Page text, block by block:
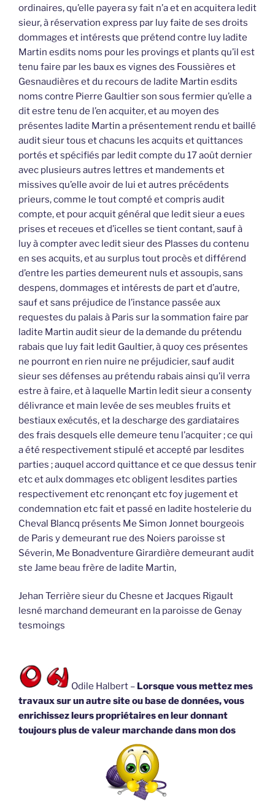
ordinaires, qu’elle payera sy fait n’a et en acquitera ledit
sieur, à réservation express par luy faite de ses droits
dommages et intérests que prétend contre luy ladite
Martin esdits noms pour les provings et plants qu’il est
tenu faire par les baux es vignes des Foussières et
Gesnaudières et du recours de ladite Martin esdits
noms contre Pierre Gaultier son sous fermier qu’elle a
dit estre tenu de l’en acquiter, et au moyen des
présentes ladite Martin a présentement rendu et baillé
audit sieur tous et chacuns les acquits et quittances
portés et spécifiés par ledit compte du 17 août dernier
avec plusieurs autres lettres et mandements et
missives qu’elle avoir de lui et autres précédents
prieurs, comme le tout compté et compris audit
compte, et pour acquit général que ledit sieur a eues
prises et receues et d’icelles se tient contant, sauf à
luy à compter avec ledit sieur des Plasses du contenu
en ses acquits, et au surplus tout procès et différend
d’entre les parties demeurent nuls et assoupis, sans
despens, dommages et intérests de part et d’autre,
sauf et sans préjudice de l’instance passée aux
requestes du palais à Paris sur la sommation faire par
ladite Martin audit sieur de la demande du prétendu
rabais que luy fait ledit Gaultier, à quoy ces présentes
ne pourront en rien nuire ne préjudicier, sauf audit
sieur ses défenses au prétendu rabais ainsi qu’il verra
estre à faire, et à laquelle Martin ledit sieur a consenty
délivrance et main levée de ses meubles fruits et
bestiaux exécutés, et la descharge des gardiataires
des frais desquels elle demeure tenu l’acquiter ; ce qui
a été respectivement stipulé et accepté par lesdites
parties ; auquel accord quittance et ce que dessus tenir
etc et aulx dommages etc obligent lesdites parties
respectivement etc renonçant etc foy jugement et
condemnation etc fait et passé en ladite hostelerie du
Cheval Blancq présents Me Simon Jonnet bourgeois
de Paris y demeurant rue des Noiers paroisse st
Séverin, Me Bonadventure Girardière demeurant audit
ste Jame beau frère de ladite Martin,
Jehan Terrière sieur du Chesne et Jacques Rigault
lesné marchand demeurant en la paroisse de Genay
tesmoings
Odile Halbert – Lorsque vous mettez mes
travaux sur un autre site ou base de données, vous
enrichissez leurs propriétaires en leur donnant
toujours plus de valeur marchande dans mon dos